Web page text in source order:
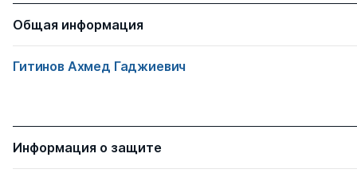
Общая информация
Гитинов Ахмед Гаджиевич
Информация о защите